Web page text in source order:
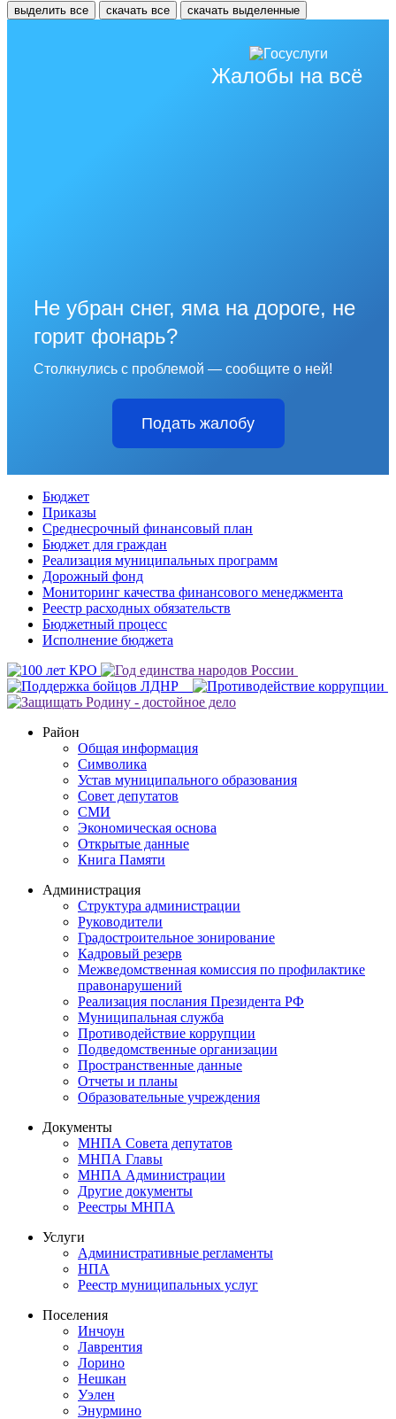
выделить все скачать все скачать выделенные
Жалобы на всё
Не убран снег, яма на дороге, не
горит фонарь?
Столкнулись с проблемой — сообщите о ней!
Подать жалобу
Бюджет
Приказы
Среднесрочный финансовый план
Бюджет для граждан
Реализация муниципальных программ
Дорожный фонд
Мониторинг качества финансового менеджмента
Реестр расходных обязательств
Бюджетный процесс
Исполнение бюджета
Район
Общая информация
Символика
Устав муниципального образования
Совет депутатов
СМИ
Экономическая основа
Открытые данные
Книга Памяти
Администрация
Структура администрации
Руководители
Градостроительное зонирование
Кадровый резерв
Межведомственная комиссия по профилактике
правонарушений
Реализация послания Президента РФ
Муниципальная служба
Противодействие коррупции
Подведомственные организации
Пространственные данные
Отчеты и планы
Образовательные учреждения
Документы
МНПА Совета депутатов
МНПА Главы
МНПА Администрации
Другие документы
Реестры МНПА
Услуги
Административные регламенты
НПА
Реестр муниципальных услуг
Поселения
Инчоун
Лаврентия
Лорино
Нешкан
Уэлен
Энурмино